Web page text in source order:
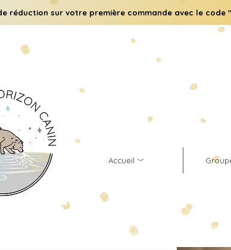
réduction sur votre première commande avec le code
Accueil ﹀